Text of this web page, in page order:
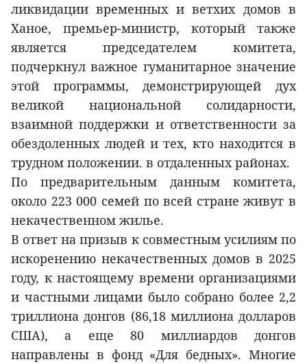
ликвидации временных и ветхих домов в
Ханое, премьер-министр, который также
является председателем комитета,
подчеркнул важное гуманитарное значение
этой программы, демонстрирующей дух
великой национальной солидарности,
взаимной поддержки и ответственности за
обездоленных людей и тех, кто находится в
трудном положении. в отдаленных районах.
По предварительным данным комитета,
около 223 000 семей по всей стране живут в
некачественном жилье.
В ответ на призыв к совместным усилиям по
искоренению некачественных домов в 2025
году, к настоящему времени организациями
и частными лицами было собрано более 2,2
триллиона донгов (86,18 миллиона долларов
США), а еще 80 миллиардов донгов
направлены в фонд «Для бедных». Многие